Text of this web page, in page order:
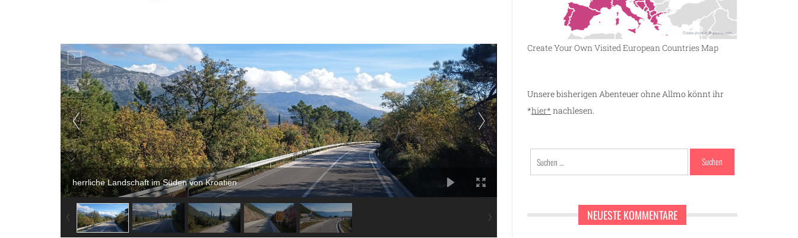
herrliche Landschaft im Süden von Kroatien
Create Your Own Visited European Countries Map
Unsere bisherigen Abenteuer ohne Allmo könnt ihr
*hier* nachlesen.
Suchen
nach:
NEUESTE KOMMENTARE